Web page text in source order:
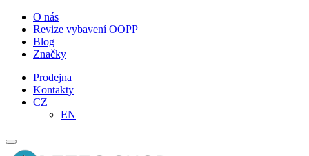
O nás
Revize vybavení OOPP
Blog
Značky
Prodejna
Kontakty
CZ
EN